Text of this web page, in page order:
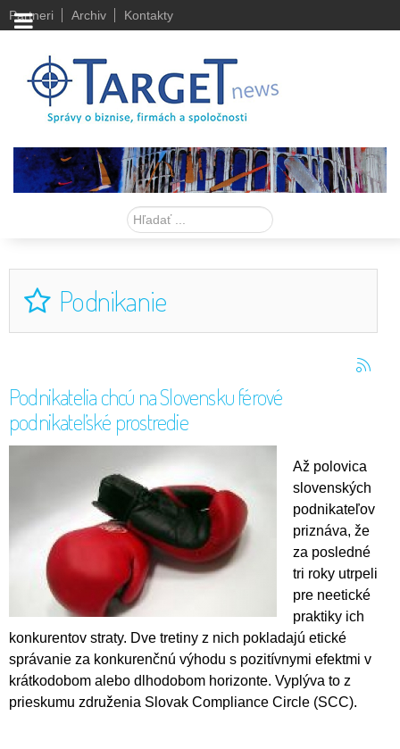
Partneri Archiv Kontakty
Hľadať
Podnikanie
Podnikatelia chcú na Slovensku férové
podnikateľské prostredie
Až polovica
slovenských
podnikateľov
priznáva, že
za posledné
tri roky utrpeli
pre neetické
praktiky ich
konkurentov straty. Dve tretiny z nich pokladajú etické
správanie za konkurenčnú výhodu s pozitívnymi efektmi v
krátkodobom alebo dlhodobom horizonte. Vyplýva to z
prieskumu združenia Slovak Compliance Circle (SCC).